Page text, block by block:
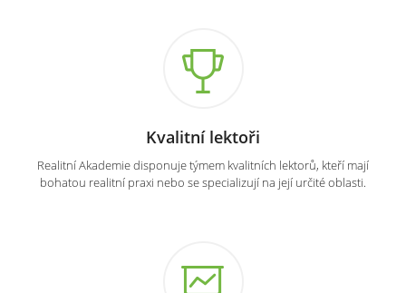
Kvalitní lektoři
Realitní Akademie disponuje týmem kvalitních lektorů, kteří mají
bohatou realitní praxi nebo se specializují na její určité oblasti.